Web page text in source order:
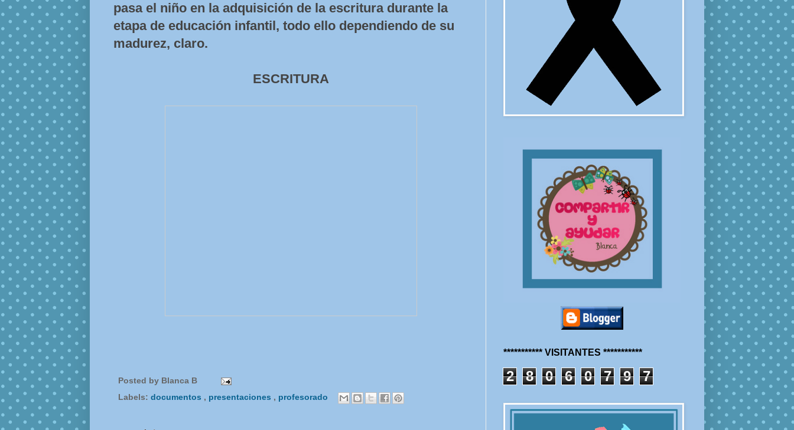
pasa el niño en la adquisición de la escritura durante la
etapa de educación infantil, todo ello dependiendo de su
madurez, claro.
ESCRITURA
Posted by Blanca B
Labels: documentos , presentaciones , profesorado
*********** VISITANTES ***********
2 8 0 6 0 7 9 7